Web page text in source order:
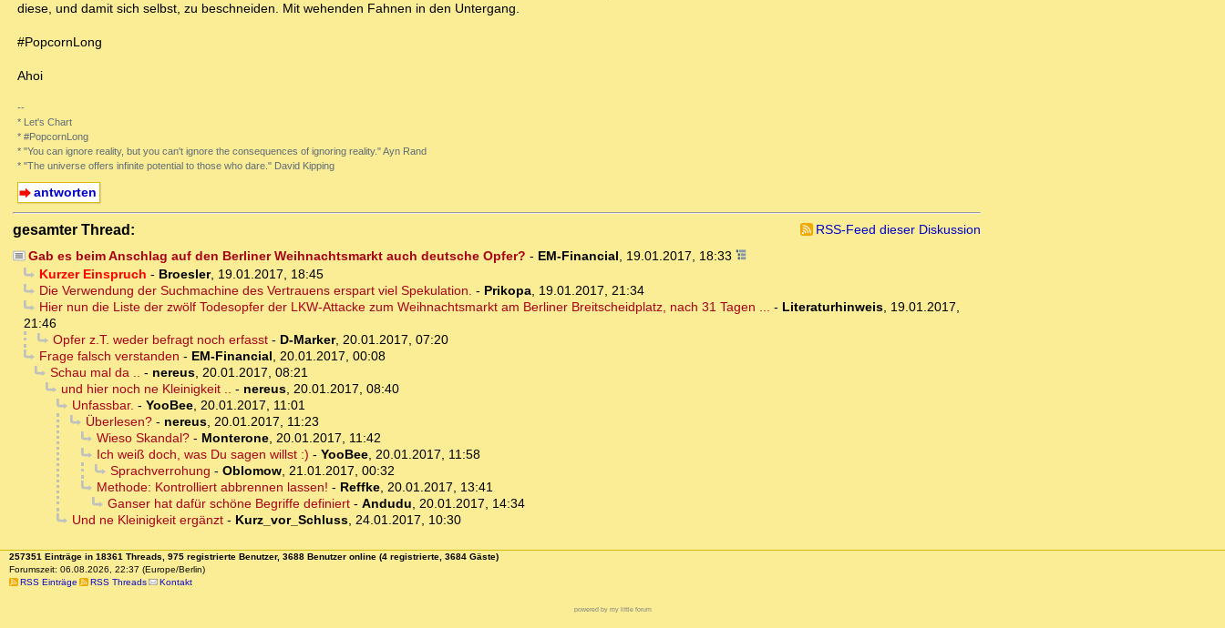
diese, und damit sich selbst, zu beschneiden. Mit wehenden Fahnen in den Untergang.
#PopcornLong
Ahoi
--
* Let's Chart
* #PopcornLong
* "You can ignore reality, but you can't ignore the consequences of ignoring reality." Ayn Rand
* "The universe offers infinite potential to those who dare." David Kipping
antworten
gesamter Thread:
RSS-Feed dieser Diskussion
Gab es beim Anschlag auf den Berliner Weihnachtsmarkt auch deutsche Opfer? - EM-Financial, 19.01.2017, 18:33
Kurzer Einspruch - Broesler, 19.01.2017, 18:45
Die Verwendung der Suchmachine des Vertrauens erspart viel Spekulation. - Prikopa, 19.01.2017, 21:34
Hier nun die Liste der zwölf Todesopfer der LKW-Attacke zum Weihnachtsmarkt am Berliner Breitscheidplatz, nach 31 Tagen ... - Literaturhinweis, 19.01.2017,
21:46
Opfer z.T. weder befragt noch erfasst- D-Marker, 20.01.2017, 07:20
Frage falsch verstanden - EM-Financial, 20.01.2017, 00:08
Schau mal da .. - nereus, 20.01.2017, 08:21
und hier noch ne Kleinigkeit .. - nereus, 20.01.2017, 08:40
Unfassbar. - YooBee, 20.01.2017, 11:01
Überlesen?- nereus, 20.01.2017, 11:23
Wieso Skandal?- Monterone, 20.01.2017, 11:42
Ich weiß doch, was Du sagen willst :) - YooBee, 20.01.2017, 11:58
Sprachverrohung - Oblomow, 21.01.2017, 00:32
Methode: Kontrolliert abbrennen lassen! - Reffke, 20.01.2017, 13:41
Ganser hat dafür schöne Begriffe definiert- Andudu, 20.01.2017, 14:34
Und ne Kleinigkeit ergänzt- Kurz_vor_Schluss, 24.01.2017, 10:30
257351 Einträge in 18361 Threads, 975 registrierte Benutzer, 3688 Benutzer online (4 registrierte, 3684 Gäste)
Forumszeit: 06.08.2026, 22:37 (Europe/Berlin)
RSS Einträge
RSS Threads Kontakt
powered by my little forum